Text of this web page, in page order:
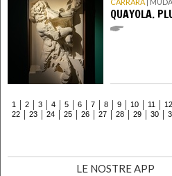
CARRARA |
QUAYOLA.
1 2 3 4 5 6 7 8 9 10 11 12
22
23 24 25 26 27 28 29 30
LE NOSTRE APP